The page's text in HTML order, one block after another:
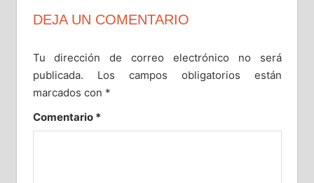
DEJA UN COMENTARIO
Tu dirección de correo electrónico no será
publicada.
Los campos obligatorios están
marcados con *
Comentario *